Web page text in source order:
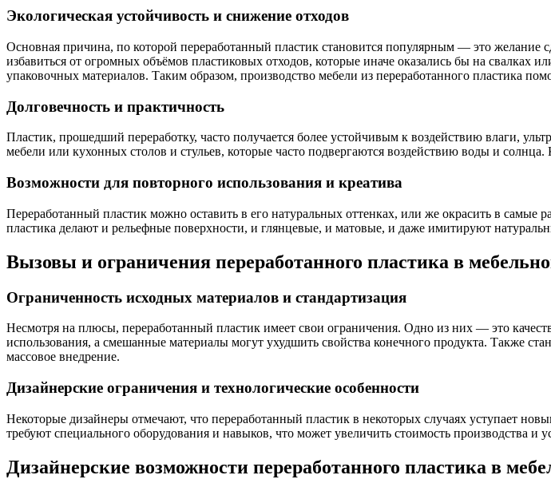
Экологическая устойчивость и снижение отходов
Основная причина, по которой переработанный пластик становится популярным — это желание
избавиться от огромных объёмов пластиковых отходов, которые иначе оказались бы на свалках
упаковочных материалов. Таким образом, производство мебели из переработанного пластика
Долговечность и практичность
Пластик, прошедший переработку, часто получается более устойчивым к воздействию влаги,
мебели или кухонных столов и стульев, которые часто подвергаются воздействию воды и
Возможности для повторного использования и креатива
Переработанный пластик можно оставить в его натуральных оттенках, или же окрасить в самые
пластика делают и рельефные поверхности, и глянцевые, и матовые, и даже имитируют
Вызовы и ограничения переработанного пластика в
Ограниченность исходных материалов и стандартизация
Несмотря на плюсы, переработанный пластик имеет свои ограничения. Одно из них — это
использования, а смешанные материалы могут ухудшить свойства конечного продукта. Также
массовое внедрение.
Дизайнерские ограничения и технологические особенности
Некоторые дизайнеры отмечают, что переработанный пластик в некоторых случаях уступает
требуют специального оборудования и навыков, что может увеличить стоимость производства
Дизайнерские возможности переработанного пластика в